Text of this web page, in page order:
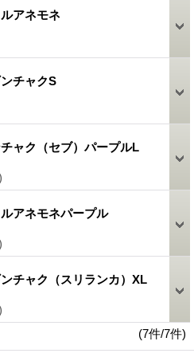
アネモネ
チャクS
ャク（セブ）パープルL
アネモネパープル
チャク（スリランカ）XL
(7件/7件)